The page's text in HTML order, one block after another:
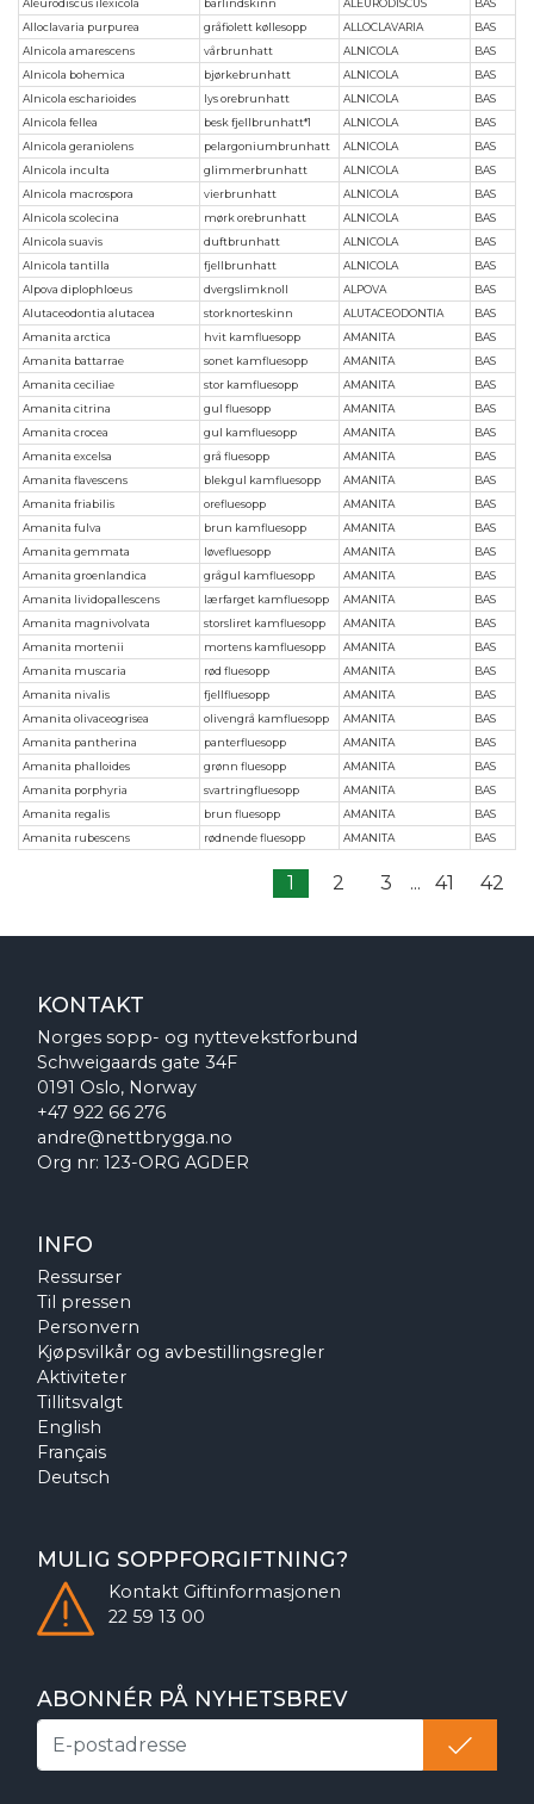
Aleurodiscus ilexicola
barlindskinn ALEURODISCUS
BAS
Alloclavaria purpurea
gråfiolett køllesopp ALLOCLAVARIA
BAS
Alnicola amarescens
vårbrunhatt ALNICOLA
BAS
Alnicola bohemica
bjørkebrunhatt ALNICOLA
BAS
Alnicola escharioides
lys orebrunhatt ALNICOLA
BAS
Alnicola fellea
besk fjellbrunhatt*1 ALNICOLA
BAS
Alnicola geraniolens
pelargoniumbrunhatt ALNICOLA
BAS
Alnicola inculta
glimmerbrunhatt ALNICOLA
BAS
Alnicola macrospora
vierbrunhatt ALNICOLA
BAS
Alnicola scolecina
mørk orebrunhatt ALNICOLA
BAS
Alnicola suavis
duftbrunhatt ALNICOLA
BAS
Alnicola tantilla
fjellbrunhatt ALNICOLA
BAS
Alpova diplophloeus
dvergslimknoll ALPOVA
BAS
Alutaceodontia alutacea
storknorteskinn ALUTACEODONTIA
BAS
Amanita arctica
hvit kamfluesopp AMANITA
BAS
Amanita battarrae
sonet kamfluesopp AMANITA
BAS
Amanita ceciliae
stor kamfluesopp AMANITA
BAS
Amanita citrina
gul fluesopp AMANITA
BAS
Amanita crocea
gul kamfluesopp AMANITA
BAS
Amanita excelsa
grå fluesopp AMANITA
BAS
Amanita flavescens
blekgul kamfluesopp AMANITA
BAS
Amanita friabilis
orefluesopp AMANITA
BAS
Amanita fulva
brun kamfluesopp AMANITA
BAS
Amanita gemmata
løvefluesopp AMANITA
BAS
Amanita groenlandica
grågul kamfluesopp AMANITA
BAS
Amanita lividopallescens
lærfarget kamfluesopp AMANITA
BAS
Amanita magnivolvata
storsliret kamfluesopp AMANITA
BAS
Amanita mortenii
mortens kamfluesopp AMANITA
BAS
Amanita muscaria
rød fluesopp AMANITA
BAS
Amanita nivalis
fjellfluesopp AMANITA
BAS
Amanita olivaceogrisea
olivengrå kamfluesopp AMANITA
BAS
Amanita pantherina
panterfluesopp AMANITA
BAS
Amanita phalloides
grønn fluesopp AMANITA
BAS
Amanita porphyria
svartringfluesopp AMANITA
BAS
Amanita regalis
brun fluesopp AMANITA
BAS
Amanita rubescens
rødnende fluesopp AMANITA BAS
1 2 3 ... 41 42
KONTAKT
Norges sopp- og nyttevekstforbund
Schweigaards gate 34F
0191 Oslo, Norway
+47 922 66 276
andre@nettbrygga.no
Org nr: 123-ORG AGDER
INFO
Ressurser
Til pressen
Personvern
Kjøpsvilkår og avbestillingsregler
Aktiviteter
Tillitsvalgt
English
Français
Deutsch
MULIG SOPPFORGIFTNING?
Kontakt Giftinformasjonen
22 59 13 00
ABONNÉR PÅ NYHETSBREV